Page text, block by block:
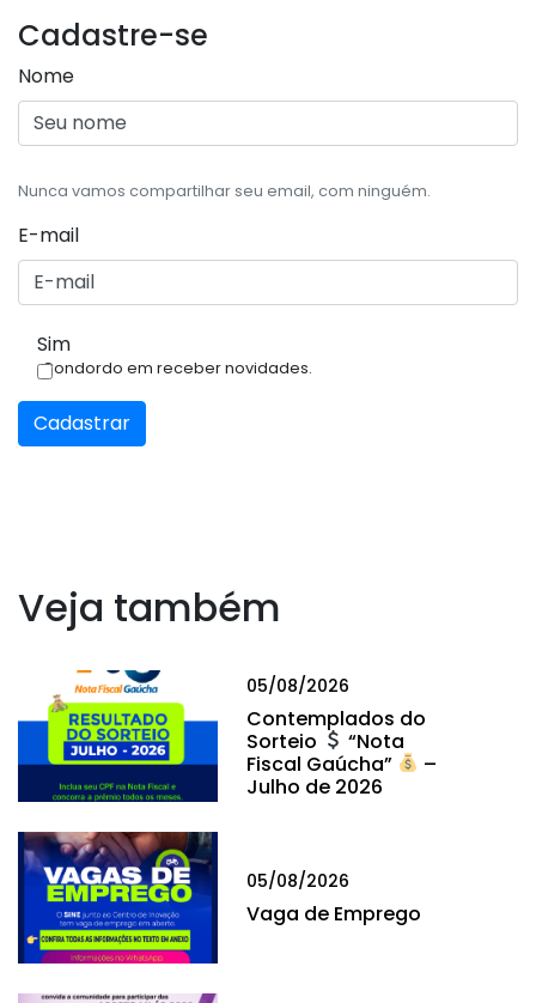
Cadastre-se
Nome
Nunca vamos compartilhar seu email, com ninguém.
E-mail
Sim
Condordo em receber novidades.
Cadastrar
Veja também
05/08/2026
Contemplados do
Sorteio
“Nota
Fiscal Gaúcha”
–
Julho de 2026
05/08/2026
Vaga de Emprego